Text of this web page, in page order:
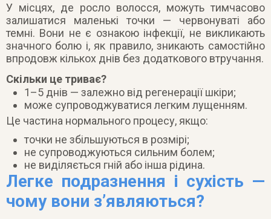
У місцях, де росло волосся, можуть тимчасово
залишатися маленькі точки — червонуваті або
темні. Вони не є ознакою інфекції, не викликають
значного болю і, як правило, зникають самостійно
впродовж кількох днів без додаткового втручання.
Скільки це триває?
1–5 днів — залежно від регенерації шкіри;
може супроводжуватися легким лущенням.
Це частина нормального процесу, якщо:
точки не збільшуються в розмірі;
не супроводжуються сильним болем;
не виділяється гній або інша рідина.
Легке подразнення і сухість —
чому вони з’являються?